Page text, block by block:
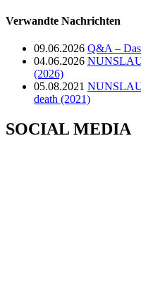
Verwandte Nachrichten
09.06.2026 Q&A –
04.06.2026
(2026)
05.08.2021
death (2021)
SOCIAL MEDIA